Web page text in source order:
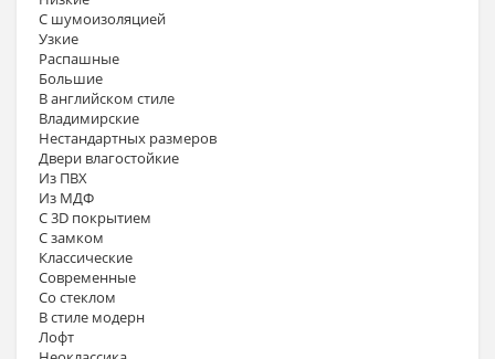
С шумоизоляцией
Узкие
Распашные
Большие
В английском стиле
Владимирские
Нестандартных размеров
Двери влагостойкие
Из ПВХ
Из МДФ
С 3D покрытием
С замком
Классические
Современные
Со стеклом
В стиле модерн
Лофт